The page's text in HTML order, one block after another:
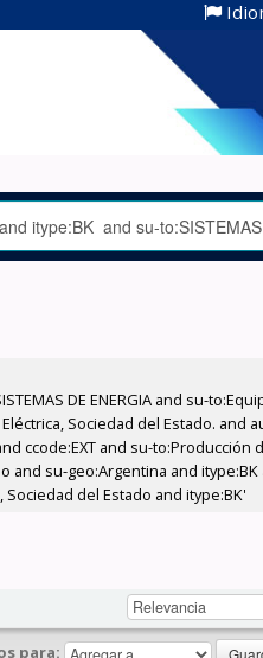
DE ENERGIA and su-
Sociedad del Estado. and
ccode:EXT and su-to:Producción
and su-geo:Argentina and
Sociedad del Estado and itype:BK'
para: